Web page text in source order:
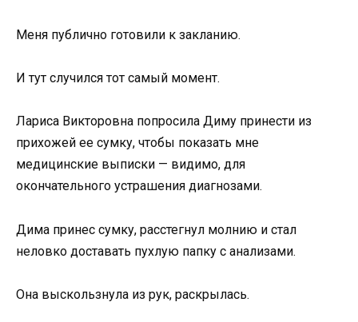
Меня публично готовили к закланию.
И тут случился тот самый момент.
Лариса Викторовна попросила Диму принести из
прихожей ее сумку, чтобы показать мне
медицинские выписки — видимо, для
окончательного устрашения диагнозами.
Дима принес сумку, расстегнул молнию и стал
неловко доставать пухлую папку с анализами.
Она выскользнула из рук, раскрылась.